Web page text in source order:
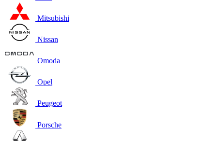
Mitsubishi
Nissan
Omoda
Opel
Peugeot
Porsche